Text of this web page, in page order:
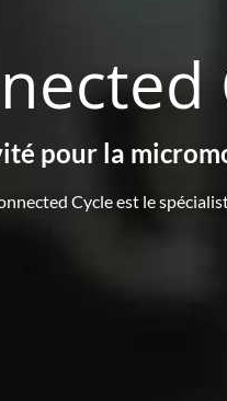
pour la
Cycle est le